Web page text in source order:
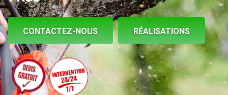
CONTACTEZ-NOUS RÉALISATIONS